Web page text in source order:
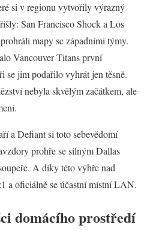
si v regionu vytvořily výrazný
San Francisco Shock a Los
mapy se západními týmy.
Vancouver Titans první
se jim podařilo vyhrát jen těsně.
nebyla skvělým začátkem, ale
a Defiant si toto sebevědomí
prohře se silným Dallas
A díky této výhře nad
a oficiálně se účastní místní LAN.
domácího prostředí